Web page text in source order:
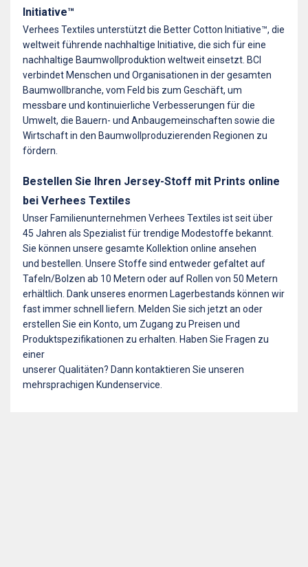
Initiative™
Verhees Textiles unterstützt die Better Cotton Initiative™, die
weltweit führende nachhaltige Initiative, die sich für eine
nachhaltige Baumwollproduktion weltweit einsetzt. BCI
verbindet Menschen und Organisationen in der gesamten
Baumwollbranche, vom Feld bis zum Geschäft, um
messbare und kontinuierliche Verbesserungen für die
Umwelt, die Bauern- und Anbaugemeinschaften sowie die
Wirtschaft in den Baumwollproduzierenden Regionen zu
fördern.
Bestellen Sie Ihren Jersey-Stoff mit Prints online
bei Verhees Textiles
Unser Familienunternehmen Verhees Textiles ist seit über
45 Jahren als Spezialist für trendige Modestoffe bekannt.
Sie können unsere gesamte Kollektion online ansehen
und bestellen. Unsere Stoffe sind entweder gefaltet auf
Tafeln/Bolzen ab 10 Metern oder auf Rollen von 50 Metern
erhältlich. Dank unseres enormen Lagerbestands können wir
fast immer schnell liefern. Melden Sie sich jetzt an oder
erstellen Sie ein Konto, um Zugang zu Preisen und
Produktspezifikationen zu erhalten. Haben Sie Fragen zu
einer
unserer Qualitäten? Dann kontaktieren Sie unseren
mehrsprachigen Kundenservice.